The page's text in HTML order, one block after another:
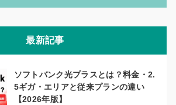
最新記事
ソフトバンク光プラスとは？料金・2.
5ギガ・エリアと従来プランの違い
【2026年版】